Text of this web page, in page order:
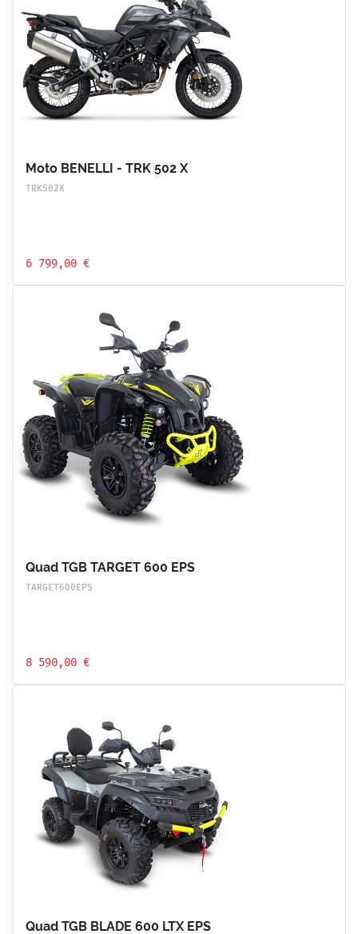
Moto BENELLI - TRK 502 X
TRK502X
6 799,00 €
Quad TGB TARGET 600 EPS
TARGET600EPS
8 590,00 €
Quad TGB BLADE 600 LTX EPS